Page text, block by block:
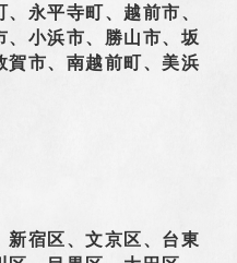
永平寺町、越前市、
、小浜市、勝山市、坂
賀市、南越前町、美浜
新宿区、文京区、台東